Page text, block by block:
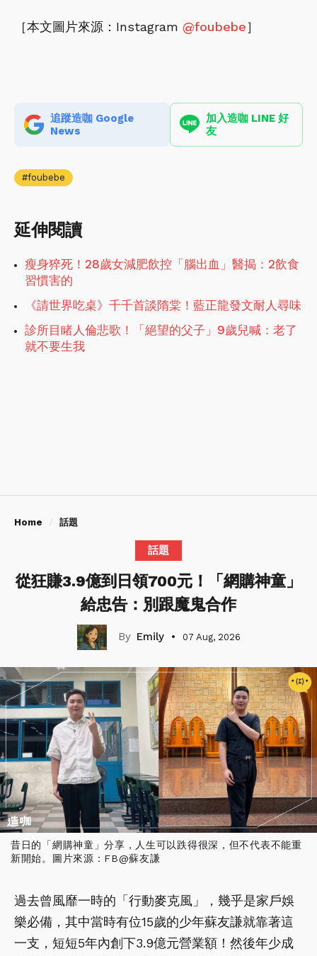
［本文圖片來源：Instagram @foubebe］
追蹤造咖 Google
News
加入造咖 LINE 好
友
foubebe
延伸閱讀
瘦身猝死！28歲女減肥飲控「腦出血」醫揭：2飲食
習慣害的
《請世界吃桌》千千首談隋棠！藍正龍發文耐人尋味
診所目睹人倫悲歌！「絕望的父子」9歲兒喊：老了
就不要生我
Home 話題
話題
從狂賺3.9億到日領700元！「網購神童」
給忠告：別跟魔鬼合作
Emily 07 Aug, 2026
昔日的「網購神童」分享，人生可以跌得很深，但不代表不能重
新開始。圖片來源：FB@蘇友謙
過去曾風靡一時的「行動麥克風」，幾乎是家戶娛
樂必備，其中當時有位15歲的少年蘇友謙就靠著這
一支，短短5年內創下3.9億元營業額！然後年少成